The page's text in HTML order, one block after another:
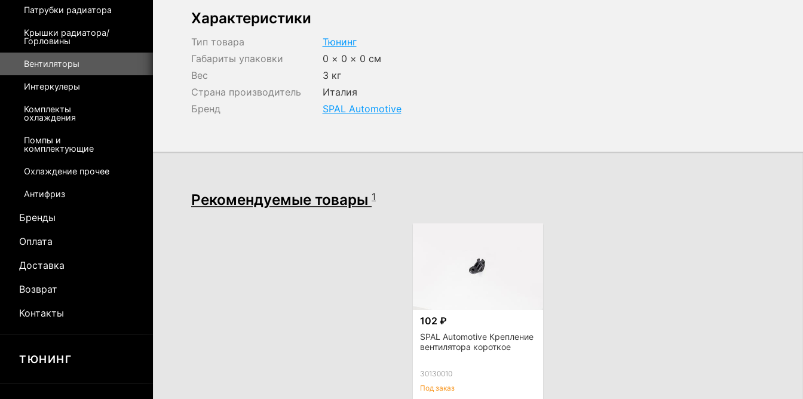
Характеристики
Тип товара
Тюнинг
Габариты упаковки
0 × 0 × 0 см
Вес
3 кг
Страна производитель
Италия
Бренд
SPAL Automotive
Рекомендуемые товары 1
102 ₽
SPAL Automotive Крепление
вентилятора короткое
30130010
Под заказ
Патрубки радиатора
Крышки радиатора/
Горловины
Вентиляторы
Интеркулеры
Комплекты
охлаждения
Помпы и
комплектующие
Охлаждение прочее
Антифриз
Бренды
Оплата
Доставка
Возврат
Контакты
ТЮНИНГ